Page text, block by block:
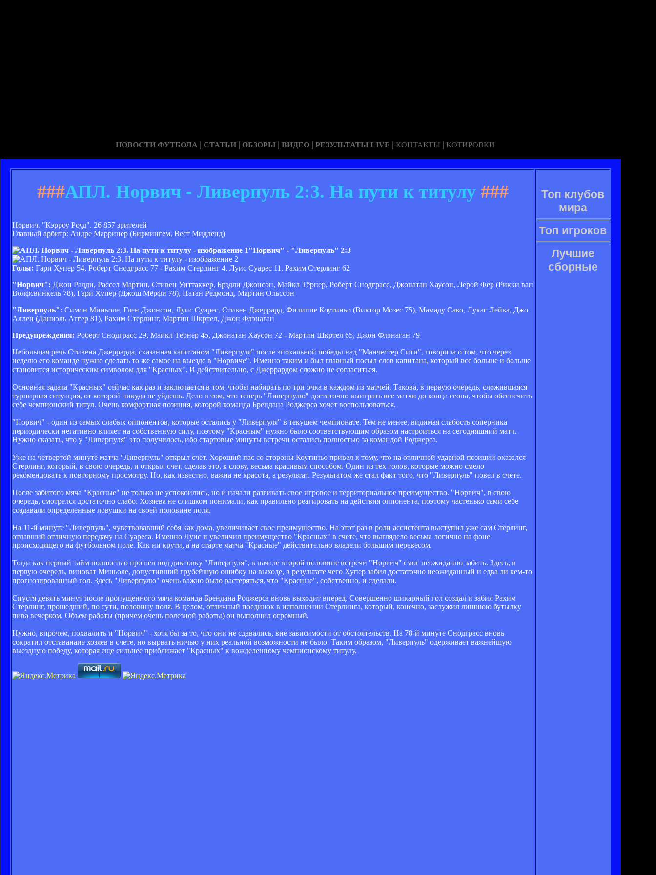
НОВОСТИ ФУТБОЛА | СТАТЬИ | ОБЗОРЫ | ВИДЕО | РЕЗУЛЬТАТЫ LIVE | КОНТАКТЫ | КОТИРОВКИ
###АПЛ. Норвич - Ливерпуль 2:3. На пути к титулу ###
Норвич. "Кэрроу Роуд". 26 857 зрителей
Главный арбитр: Андре Марринер (Бирмингем, Вест Мидленд)
"Норвич" - "Ливерпуль" 2:3
Голы: Гари Хупер 54, Роберт Снодграсс 77 - Рахим Стерлинг 4, Луис Суарес 11, Рахим Стерлинг 62
"Норвич": Джон Радди, Рассел Мартин, Стивен Уиттаккер, Брэдли Джонсон, Майкл Тёрнер, Роберт Снодграсс, Джонатан Хаусон, Лерой Фер (Рикки ван
Волфсвинкель 78), Гари Хупер (Джош Мёрфи 78), Натан Редмонд, Мартин Ольссон
"Ливерпуль": Симон Миньоле, Глен Джонсон, Луис Суарес, Стивен Джеррард, Филиппе Коутиньо (Виктор Мозес 75), Мамаду Сако, Лукас Лейва, Джо
Аллен (Даниэль Аггер 81), Рахим Стерлинг, Мартин Шкртел, Джон Флэнаган
Предупреждения: Роберт Снодграсс 29, Майкл Тёрнер 45, Джонатан Хаусон 72 - Мартин Шкртел 65, Джон Флэнаган 79
Небольшая речь Стивена Джеррарда, сказанная капитаном "Ливерпуля" после эпохальной победы над "Манчестер Сити", говорила о том, что через
неделю его команде нужно сделать то же самое на выезде в "Норвиче". Именно таким и был главный посыл слов капитана, который все больше и больше
становится историческим символом для "Красных". И действительно, с Джеррардом сложно не согласиться.
Основная задача "Красных" сейчас как раз и заключается в том, чтобы набирать по три очка в каждом из матчей. Такова, в первую очередь, сложившаяся
турнирная ситуация, от которой никуда не уйдешь. Дело в том, что теперь "Ливерпулю" достаточно выиграть все матчи до конца сеона, чтобы обеспечить
себе чемпионский титул. Очень комфортная позиция, которой команда Брендана Роджерса хочет воспользоваться.
"Норвич" - один из самых слабых оппонентов, которые остались у "Ливерпуля" в текущем чемпионате. Тем не менее, видимая слабость соперника
периодически негативно влияет на собственную силу, поэтому "Красным" нужно было соответствующим образом настроиться на сегодняшний матч.
Нужно сказать, что у "Ливерпуля" это получилось, ибо стартовые минуты встречи остались полностью за командой Роджерса.
Уже на четвертой минуте матча "Ливерпуль" открыл счет. Хороший пас со стороны Коутиньо привел к тому, что на отличной ударной позиции оказался
Стерлинг, который, в свою очередь, и открыл счет, сделав это, к слову, весьма красивым способом. Один из тех голов, которые можно смело
рекомендовать к повторному просмотру. Но, как известно, важна не красота, а результат. Результатом же стал факт того, что "Ливерпуль" повел в счете.
После забитого мяча "Красные" не только не успокоились, но и начали развивать свое игровое и территориальное преимущество. "Норвич", в свою
очередь, смотрелся достаточно слабо. Хозяева не слишком понимали, как правильно реагировать на действия оппонента, поэтому частенько сами себе
создавали определенные ловушки на своей половине поля.
На 11-й минуте "Ливерпуль", чувствовавший себя как дома, увеличивает свое преимущество. На этот раз в роли ассистента выступил уже сам Стерлинг,
отдавший отличную передачу на Суареса. Именно Луис и увеличил преимущество "Красных" в счете, что выглядело весьма логично на фоне
происходящего на футбольном поле. Как ни крути, а на старте матча "Красные" действительно владели большим перевесом.
Тогда как первый тайм полностью прошел под диктовку "Ливерпуля", в начале второй половине встречи "Норвич" смог неожиданно забить. Здесь, в
первую очередь, виноват Миньоле, допустивший грубейшую ошибку на выходе, в результате чего Хупер забил достаточно неожиданный и едва ли кем-то
прогнозированный гол. Здесь "Ливерпулю" очень важно было растеряться, что "Красные", собственно, и сделали.
Спустя девять минут после пропущенного мяча команда Брендана Роджерса вновь выходит вперед. Совершенно шикарный гол создал и забил Рахим
Стерлинг, прошедший, по сути, половину поля. В целом, отличный поединок в исполнении Стерлинга, который, конечно, заслужил лишнюю бутылку
пива вечерком. Объем работы (причем очень полезной работы) он выполнил огромный.
Нужно, впрочем, похвалить и "Норвич" - хотя бы за то, что они не сдавались, вне зависимости от обстоятельств. На 78-й минуте Снодграсс вновь
сократил отставанаие хозяев в счете, но вырвать ничью у них реальной возможности не было. Таким образом, "Ливерпуль" одерживает важнейшую
выездную победу, которая еще сильнее приближает "Красных" к вожделенному чемпионскому титулу.
Топ клубов
мира
Топ игроков
Лучшие
сборные